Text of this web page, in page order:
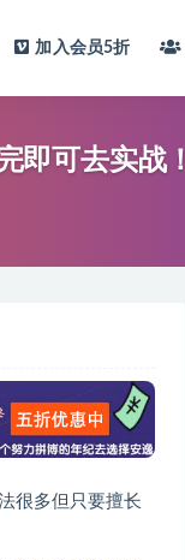
加入会员5折
即可去实战！
很多但只要擅长